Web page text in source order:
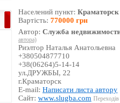
Населений пункт:Краматорск
Вартість:770000 грн
Автор:Служба
автора)
Риэлтор Наталья Анатольевна
+380504877710
+38(06264)5-14-14
ул.ДРУЖБЫ, 22
г.Краматорск
E-mail:Написати листа автору
Сайт:www.slugba.com